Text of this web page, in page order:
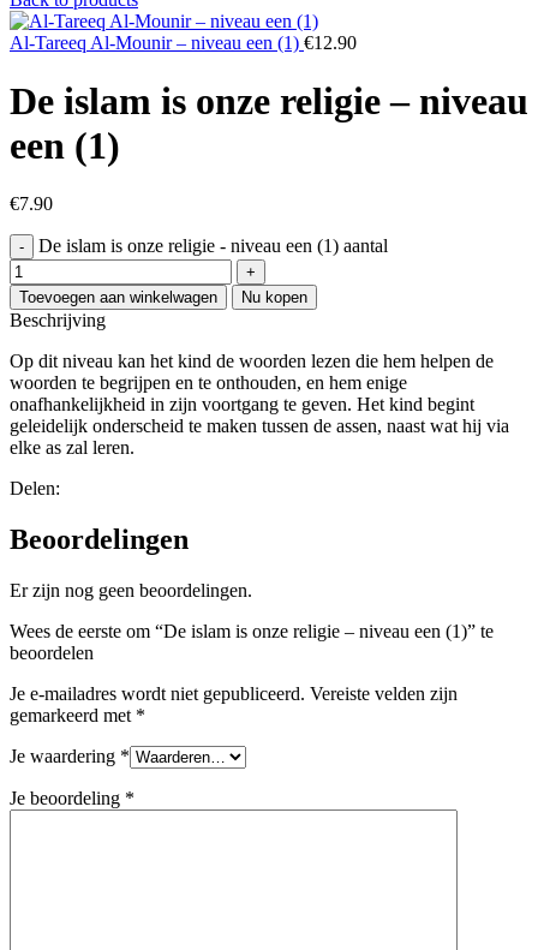
Al-Tareeq Al-Mounir – niveau een (1) €12.90
De islam is onze religie – niveau
een (1)
€7.90
De islam is onze religie - niveau een (1) aantal
Toevoegen aan winkelwagen Nu kopen
Beschrijving
Op dit niveau kan het kind de woorden lezen die hem helpen de
woorden te begrijpen en te onthouden, en hem enige
onafhankelijkheid in zijn voortgang te geven. Het kind begint
geleidelijk onderscheid te maken tussen de assen, naast wat hij via
elke as zal leren.
Delen:
Beoordelingen
Er zijn nog geen beoordelingen.
Wees de eerste om “De islam is onze religie – niveau een (1)” te
beoordelen
Je e-mailadres wordt niet gepubliceerd. Vereiste velden zijn
gemarkeerd met *
Je waardering *
Je beoordeling *